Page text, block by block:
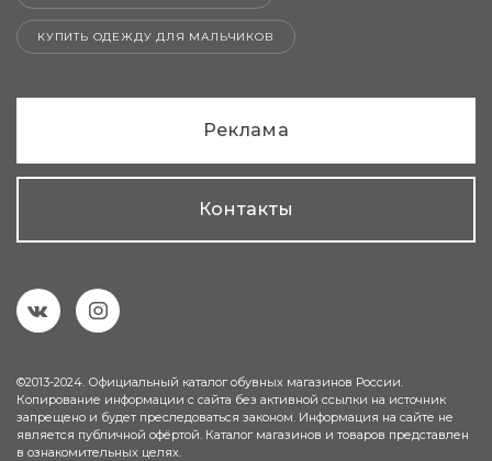
КУПИТЬ ОДЕЖДУ ДЛЯ МАЛЬЧИКОВ
Реклама
Контакты
©2013-2024. Официальный каталог обувных магазинов России.
Копирование информации с сайта без активной ссылки на источник
запрещено и будет преследоваться законом. Информация на сайте не
является публичной офёртой. Каталог магазинов и товаров представлен
в ознакомительных целях.